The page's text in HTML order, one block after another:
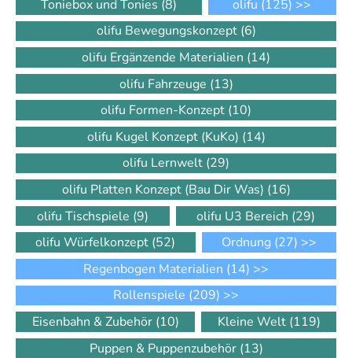
Toniebox und Tonies (8) olifu (125) >>
olifu Bewegungskonzept (6)
olifu Ergänzende Materialien (14)
olifu Fahrzeuge (13)
olifu Formen-Konzept (10)
olifu Kugel Konzept (KuKo) (14)
olifu Lernwelt (29)
olifu Platten Konzept (Bau Dir Was) (16)
olifu Tischspiele (9) olifu U3 Bereich (29)
olifu Würfelkonzept (52) Ordnung (27) >>
Regenbogen Materialien (14) >>
Rollenspiele (209) >>
Eisenbahn & Zubehör (10) Kleine Welt (119)
Puppen & Puppenzubehör (13)